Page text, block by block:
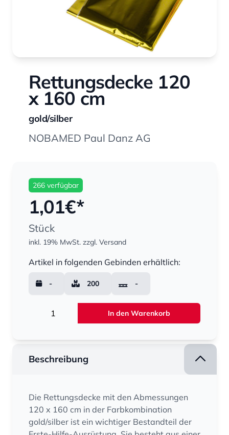
Rettungsdecke 120
x 160 cm
gold/silber
NOBAMED Paul Danz AG
266 verfügbar
1,01€*
Stück
inkl. 19% MwSt. zzgl. Versand
Artikel in folgenden Gebinden erhältlich:
- 200 -
In den Warenkorb
Beschreibung
Die Rettungsdecke mit den Abmessungen
120 x 160 cm in der Farbkombination
gold/silber ist ein wichtiger Bestandteil der